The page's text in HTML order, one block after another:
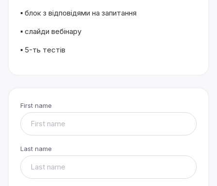
▪️ блок з відповідями на запитання
▪️ слайди вебінару
▪️ 5-ть тестів
First name
Last name